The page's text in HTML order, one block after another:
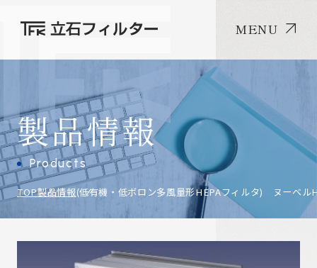
MENU
製品情報
Products
TOP製品情報(低有機・低ボロン多風量形HEPAフィルタ) ヌーベル